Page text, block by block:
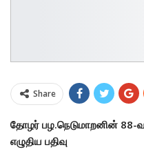
Share
தோழர் பழ.நெடுமாறனின் 88-
எழுதிய பதிவு